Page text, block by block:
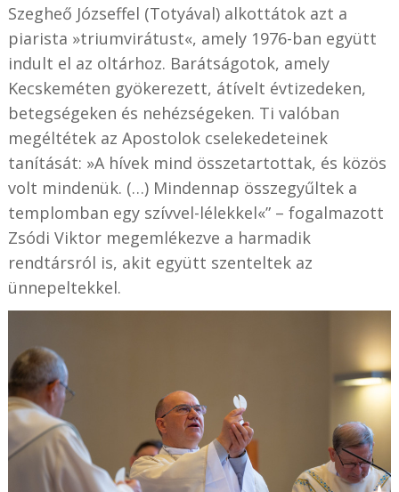
Szegheő Józseffel (Totyával) alkottátok azt a
piarista »triumvirátust«, amely 1976-ban együtt
indult el az oltárhoz. Barátságotok, amely
Kecskeméten gyökerezett, átívelt évtizedeken,
betegségeken és nehézségeken. Ti valóban
megéltétek az Apostolok cselekedeteinek
tanítását: »A hívek mind összetartottak, és közös
volt mindenük. (…) Mindennap összegyűltek a
templomban egy szívvel-lélekkel«” – fogalmazott
Zsódi Viktor megemlékezve a harmadik
rendtársról is, akit együtt szenteltek az
ünnepeltekkel.